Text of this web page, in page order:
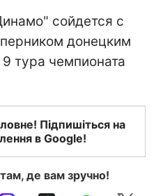
сойдется с
донецким
тура чемпионата
Підпишіться на
в Google!
де вам зручно!